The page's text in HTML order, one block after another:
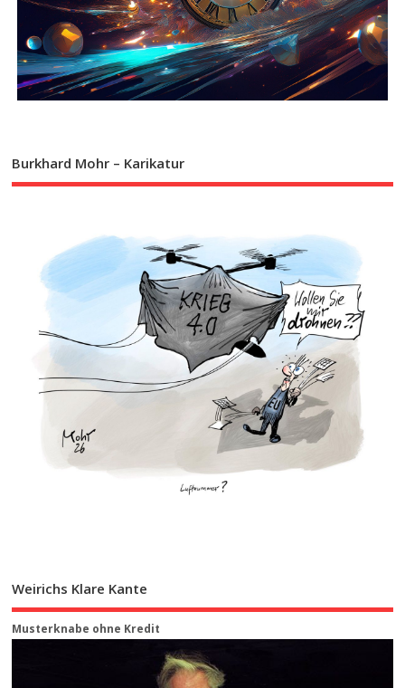
Burkhard Mohr – Karikatur
Weirichs Klare Kante
Musterknabe ohne Kredit